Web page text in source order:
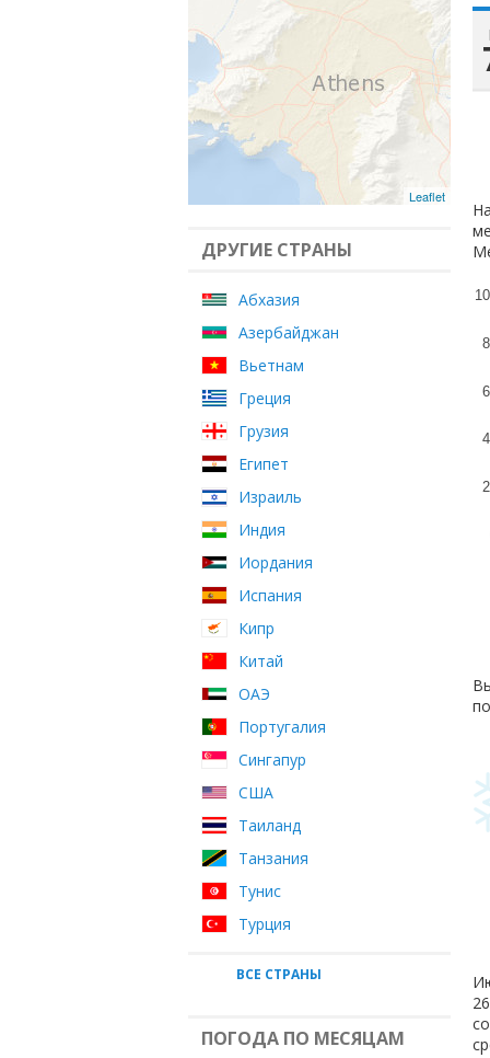
Leaflet
ДРУГИЕ СТРАНЫ
Абхазия
Азербайджан
Вьетнам
Греция
Грузия
Египет
Израиль
Индия
Иордания
Испания
Кипр
Китай
ОАЭ
Португалия
Сингапур
США
Таиланд
Танзания
Тунис
Турция
ВСЕ СТРАНЫ
ПОГОДА ПО МЕСЯЦАМ